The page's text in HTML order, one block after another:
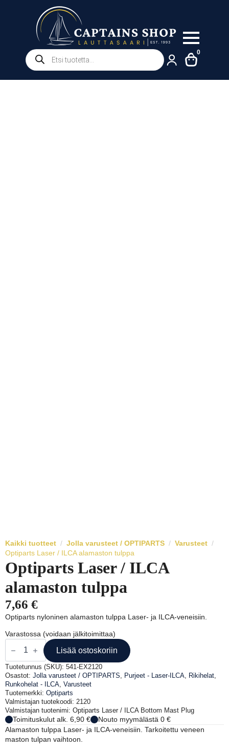
Products
search
0
Kaikki tuotteet Jolla varusteet / OPTIPARTS
Varusteet
Optiparts Laser / ILCA alamaston tulppa
Optiparts Laser / ILCA
alamaston tulppa
7,66 €
Optiparts nyloninen alamaston tulppa Laser- ja ILCA-veneisiin.
Varastossa (voidaan jälkitoimittaa)
Optiparts
Laser
/
ILCA
alamaston
tulppa
määrä
Lisää ostoskoriin
Tuotetunnus (SKU): 541-EX2120
Osastot: Jolla varusteet / OPTIPARTS Purjeet - Laser-ILCA Rikihelat
Runkohelat - ILCA Varusteet
Tuotemerkki: Optiparts
Valmistajan tuotekoodi: 2120
Valmistajan tuotenimi: Optiparts Laser / ILCA Bottom Mast Plug
Toimituskulut alk. 6,90 €
Nouto myymälästä 0 €
Alamaston tulppa Laser- ja ILCA-veneisiin. Tarkoitettu veneen
maston tulpan vaihtoon.